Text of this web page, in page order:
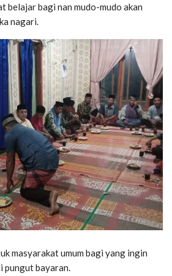
belajar bagi nan mudo-mudo akan
nagari.
masyarakat umum bagi yang ingin
pungut bayaran.